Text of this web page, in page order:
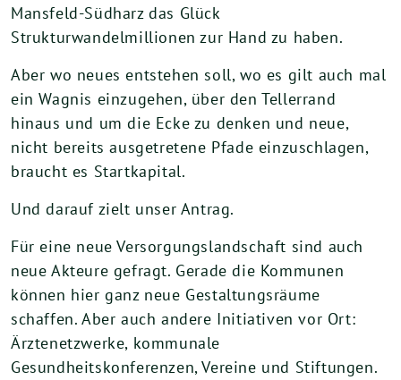
Mansfeld-Südharz das Glück
Strukturwandelmillionen zur Hand zu haben.
Aber wo neues entstehen soll, wo es gilt auch mal
ein Wagnis einzugehen, über den Tellerrand
hinaus und um die Ecke zu denken und neue,
nicht bereits ausgetretene Pfade einzuschlagen,
braucht es Startkapital.
Und darauf zielt unser Antrag.
Für eine neue Versorgungslandschaft sind auch
neue Akteure gefragt. Gerade die Kommunen
können hier ganz neue Gestaltungsräume
schaffen. Aber auch andere Initiativen vor Ort:
Ärztenetzwerke, kommunale
Gesundheitskonferenzen, Vereine und Stiftungen.